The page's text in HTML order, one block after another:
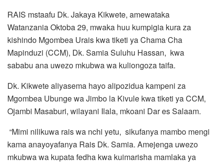
RAIS mstaafu Dk. Jakaya Kikwete, amewataka
Watanzania Oktoba 29, mwaka huu kumpigia kura za
kishindo Mgombea Urais kwa tiketi ya Chama Cha
Mapinduzi (CCM), Dk. Samia Suluhu Hassan, kwa
sababu ana uwezo mkubwa wa kuliongoza taifa.
Dk. Kikwete aliyasema hayo alipozidua kampeni za
Mgombea Ubunge wa Jimbo la Kivule kwa tiketi ya CCM,
Ojambi Masaburi, wilayani Ilala, mkoani Dar es Salaam.
“Mimi nilikuwa rais wa nchi yetu, sikufanya mambo mengi
kama anayoyafanya Rais Dk. Samia. Amejenga uwezo
mkubwa wa kupata fedha kwa kuimarisha mamlaka ya